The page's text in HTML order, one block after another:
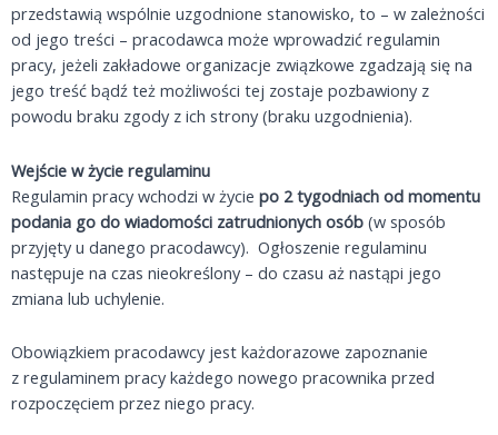
przedstawią wspólnie uzgodnione stanowisko, to – w zależności
od jego treści – pracodawca może wprowadzić regulamin
pracy, jeżeli zakładowe organizacje związkowe zgadzają się na
jego treść bądź też możliwości tej zostaje pozbawiony z
powodu braku zgody z ich strony (braku uzgodnienia).
Wejście w życie regulaminu
Regulamin pracy wchodzi w życie po 2 tygodniach od momentu
podania go do wiadomości zatrudnionych osób (w sposób
przyjęty u danego pracodawcy). Ogłoszenie regulaminu
następuje na czas nieokreślony – do czasu aż nastąpi jego
zmiana lub uchylenie.
Obowiązkiem pracodawcy jest każdorazowe zapoznanie
z regulaminem pracy każdego nowego pracownika przed
rozpoczęciem przez niego pracy.